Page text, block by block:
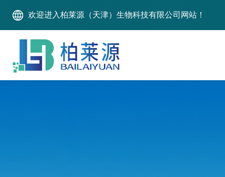
欢迎进入柏莱源（天津）生物科技有限公司网站！